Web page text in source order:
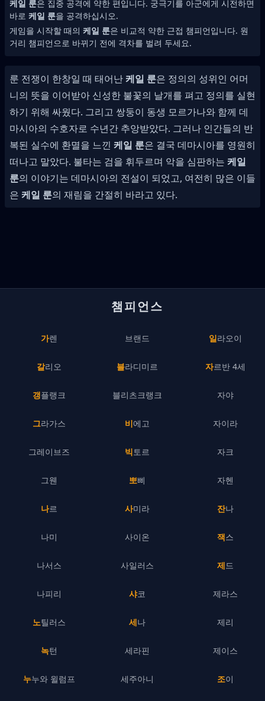
케일 룬은 집중 공격에 약한 편입니다. 궁극기를 아군에게 시전하면
바로 케일 룬을 공격하십시오.
게임을 시작할 때의 케일 룬은 비교적 약한 근접 챔피언입니다. 원
거리 챔피언으로 바뀌기 전에 격차를 벌려 두세요.
룬 전쟁이 한창일 때 태어난케일 룬은 정의의 성위인 어머
니의 뜻을 이어받아 신성한 불꽃의 날개를 펴고 정의를 실현
하기 위해 싸웠다. 그리고 쌍둥이 동생 모르가나와 함께 데
마시아의 수호자로 수년간 추앙받았다. 그러나 인간들의 반
복된 실수에 환멸을 느낀 케일 룬은 결국 데마시아를 영원히
떠나고 말았다. 불타는 검을 휘두르며 악을 심판하는 케일
룬의 이야기는 데마시아의 전설이 되었고, 여전히 많은 이들
은 케일 룬의 재림을 간절히 바라고 있다.
챔피언스
가렌
갈리오
갱플랭크
그라가스
그레이브즈
그웬
나르
나미
나서스
나피리
노틸러스
녹턴
누누와 윌럼프
브랜드
블라디미르
블리츠크랭크
비에고
빅토르
뽀삐
사미라
사이온
사일러스
샤코
세나
세라핀
세주아니
일라오이
자르반 4세
자야
자이라
자크
자헨
잔나
잭스
제드
제라스
제리
제이스
조이